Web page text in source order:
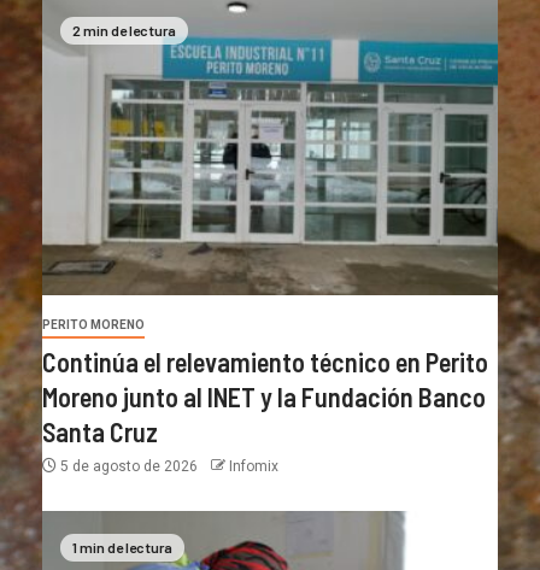
2 min de lectura
PERITO MORENO
Continúa el relevamiento técnico en Perito
Moreno junto al INET y la Fundación Banco
Santa Cruz
5 de agosto de 2026 Infomix
1 min de lectura